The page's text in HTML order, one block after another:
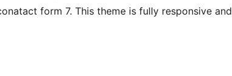
form 7. This theme is fully responsive and